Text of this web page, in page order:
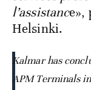
l’assistance»,
Helsinki.
Kalmar has
APM Terminals